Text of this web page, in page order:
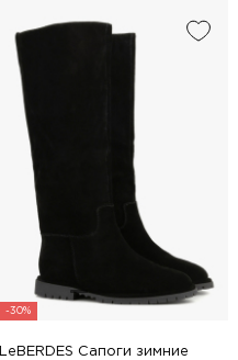
-30%
LeBERDES Сапоги зимние